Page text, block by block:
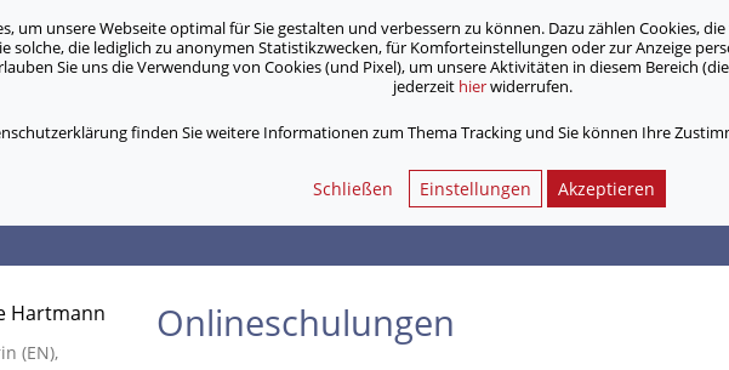
Unsere Angebote Jobs & Karriere
Hartmann
(EN),
Onlineschulungen
um unsere Webseite optimal für Sie gestalten und verbessern zu können. Dazu zählen Cookies,
solche, die lediglich zu anonymen Statistikzwecken, für Komforteinstellungen oder zur Anzeige
Sie uns die Verwendung von Cookies (und Pixel), um unsere Aktivitäten in diesem Bereich
jederzeit hierwiderrufen.
finden Sie weitere Informationen zum Thema Tracking und Sie können Ihre
Schließen Einstellungen Akzeptieren